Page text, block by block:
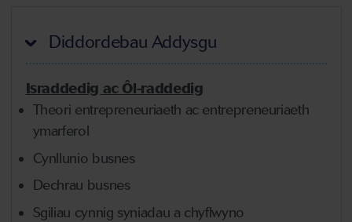
Diddordebau Addysgu
Israddedig ac Ôl-raddedig
Theori entrepreneuriaeth ac entrepreneuriaeth
ymarferol
Cynllunio busnes
Dechrau busnes
Sgiliau cynnig syniadau a chyflwyno